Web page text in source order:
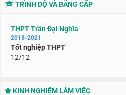
TRÌNH ĐỘ VÀ BẰNG CẤP
THPT Trần Đại Nghĩa
2018-2021
Tốt nghiệp THPT
12/12
KINH NGHIỆM LÀM VIỆC